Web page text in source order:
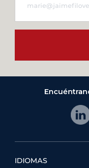
IDIOMAS